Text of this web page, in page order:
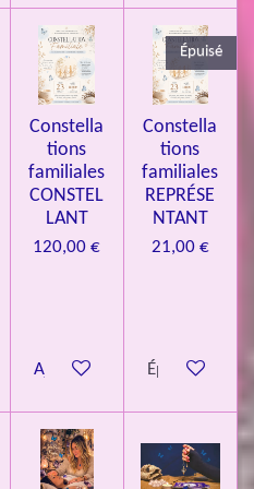
Constella
tions
familiales
CONSTEL
LANT
120,00 €
Ajouter au panier
Épuisé
Constella
tions
familiales
REPRÉSE
NTANT
21,00 €
Épuisé